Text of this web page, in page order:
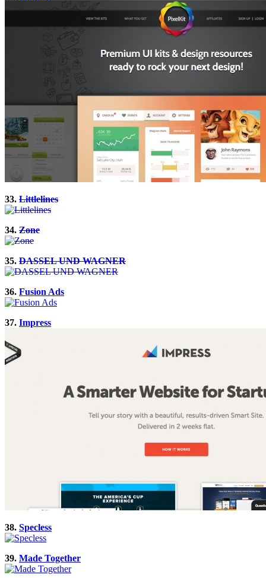
33. Littlelines
34. Zone
35. DASSEL UND WAGNER
36. Fusion Ads
37. Impress
38. Specless
39. Made Together